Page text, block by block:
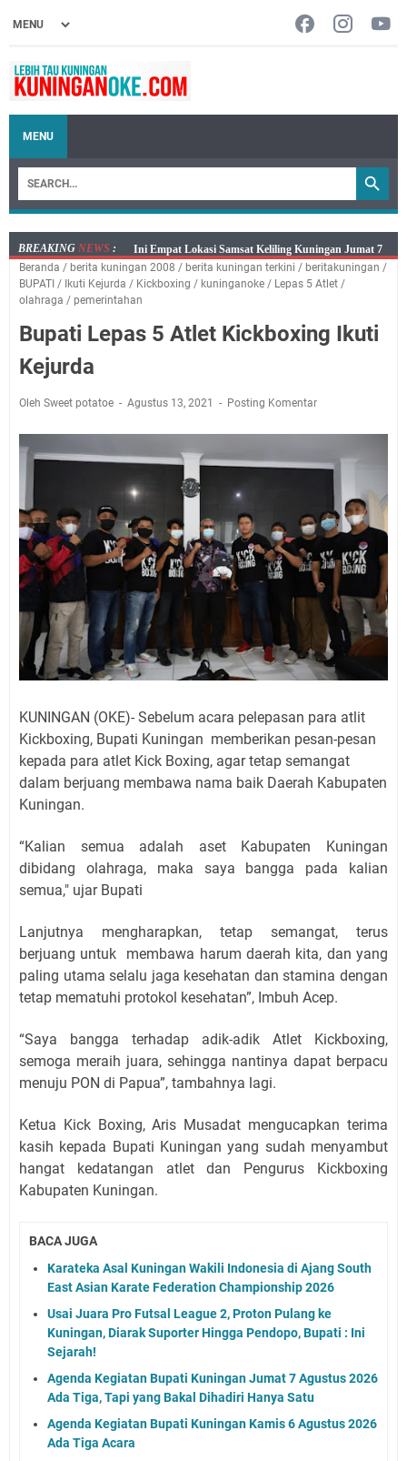
MENU
BREAKING NEWS :
Jumat 7 Agustus 2026 Mobil SIM Keliling Ada di
Kecamatan Sindangagung
Embun Pagi Jumat 8 Agustus 2026: Jika Keberkahan
Kelaparan Meskipun Memiliki Sekarung Penuh Uang
Jadwal Salat Wilayah Kuningan Jumat 7 Agustus 2026
Nobar Final Piala Presiden 2026 Bersama Kebo Bule
Sangat Seru
Warga Mulai Kesulitan Air Bersih Akibat Kekeringan,
Polres Kuningan dan PAM Tirta Kamuning Salurakan
12 Ribu Liter
Uniku Jadi Tuan Rumah Pendampingan Penyusunan
Dokumen SPMI
Sudahkah Kita Merdeka Dari Hawa Nafsu?
Info Sembako di Pasar Kepuh Kuningan Kamis 6
Agustus 2026, Daging Naik, Telur Turun
Agenda Kegiatan Bupati Kuningan Jumat 7 Agustus
2026 Ada Tiga, Tapi yang Bakal Dihadiri Hanya Satu
Beranda / berita kuningan 2008 / berita kuningan terkini / beritakuningan /
BUPATI / Ikuti Kejurda / Kickboxing / kuninganoke / Lepas 5 Atlet /
olahraga / pemerintahan
Bupati Lepas 5 Atlet Kickboxing Ikuti
Kejurda
Oleh Sweet potatoe Agustus 13, 2021 Posting Komentar
KUNINGAN (OKE)- Sebelum acara pelepasan para atlit
Kickboxing, Bupati Kuningan memberikan pesan-pesan
kepada para atlet Kick Boxing, agar tetap semangat
dalam berjuang membawa nama baik Daerah Kabupaten
Kuningan.
“Kalian semua adalah aset Kabupaten Kuningan
dibidang olahraga, maka saya bangga pada kalian
semua," ujar Bupati
Lanjutnya mengharapkan, tetap semangat, terus
berjuang untuk membawa harum daerah kita, dan yang
paling utama selalu jaga kesehatan dan stamina dengan
tetap mematuhi protokol kesehatan”, Imbuh Acep.
“Saya bangga terhadap adik-adik Atlet Kickboxing,
semoga meraih juara, sehingga nantinya dapat berpacu
menuju PON di Papua”, tambahnya lagi.
Ketua Kick Boxing, Aris Musadat mengucapkan terima
kasih kepada Bupati Kuningan yang sudah menyambut
hangat kedatangan atlet dan Pengurus Kickboxing
Kabupaten Kuningan.
BACA JUGA
Karateka Asal Kuningan Wakili Indonesia di Ajang South
East Asian Karate Federation Championship 2026
Usai Juara Pro Futsal League 2, Proton Pulang ke
Kuningan, Diarak Suporter Hingga Pendopo, Bupati : Ini
Sejarah!
Agenda Kegiatan Bupati Kuningan Jumat 7 Agustus 2026
Ada Tiga, Tapi yang Bakal Dihadiri Hanya Satu
Agenda Kegiatan Bupati Kuningan Kamis 6 Agustus 2026
Ada Tiga Acara